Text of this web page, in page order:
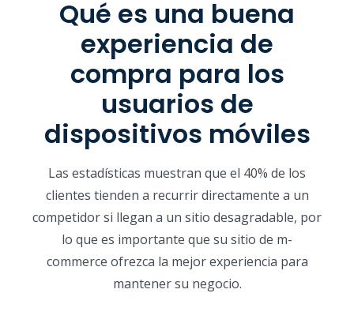
Qué es una buena
experiencia de
compra para los
usuarios de
dispositivos móviles
Las estadísticas muestran que el 40% de los
clientes tienden a recurrir directamente a un
competidor si llegan a un sitio desagradable, por
lo que es importante que su sitio de m-
commerce ofrezca la mejor experiencia para
mantener su negocio.